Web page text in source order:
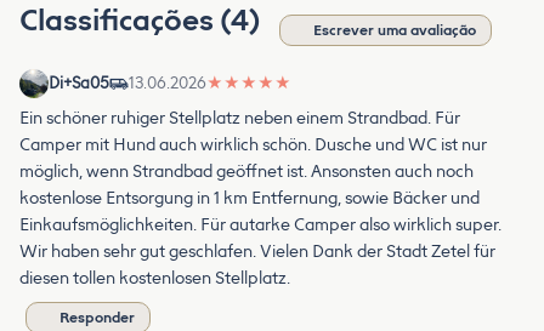
Classificações (4) Escrever uma avaliação
Di+Sa05 13.06.2026★ ★ ★ ★ ★
Ein schöner ruhiger Stellplatz neben einem Strandbad. Für
Camper mit Hund auch wirklich schön. Dusche und WC ist nur
möglich, wenn Strandbad geöffnet ist. Ansonsten auch noch
kostenlose Entsorgung in 1 km Entfernung, sowie Bäcker und
Einkaufsmöglichkeiten. Für autarke Camper also wirklich super.
Wir haben sehr gut geschlafen. Vielen Dank der Stadt Zetel für
diesen tollen kostenlosen Stellplatz.
Responder